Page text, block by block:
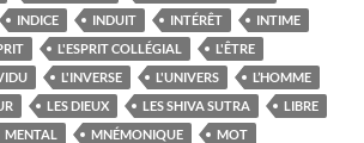
INDICE INDUIT INTÉRÊT
INTIME
L'ESPRIT COLLÉGIAL
L'ÊTRE
L'INVERSE L'UNIVERS
L’HOMME
LES DIEUX LES SHIVA SUTRA
LIBRE
MENTAL MNÉMONIQUE
MOT